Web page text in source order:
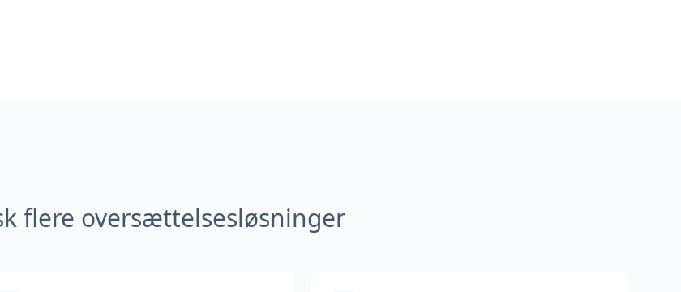
flere oversættelsesløsninger